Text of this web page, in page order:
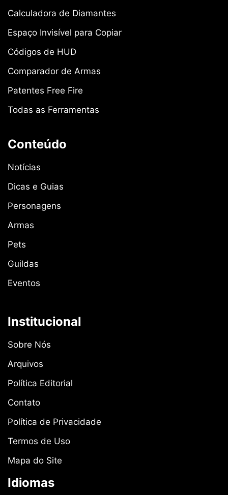
Calculadora de Diamantes
Espaço Invisível para Copiar
Códigos de HUD
Comparador de Armas
Patentes Free Fire
Todas as Ferramentas
Conteúdo
Notícias
Dicas e Guias
Personagens
Armas
Pets
Guildas
Eventos
Institucional
Sobre Nós
Arquivos
Política Editorial
Contato
Política de Privacidade
Termos de Uso
Mapa do Site
Idiomas